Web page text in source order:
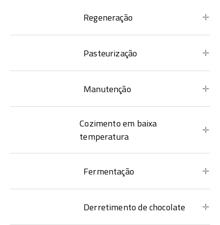
Regeneração
Pasteurização
Manutenção
Cozimento em baixa
temperatura
Fermentação
Derretimento de chocolate